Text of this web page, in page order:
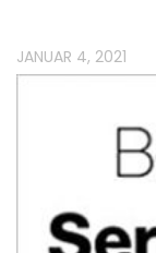
JANUAR 4, 2021